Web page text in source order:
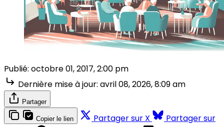
Publié: octobre 01, 2017, 2:00 pm
Dernière mise à jour: avril 08, 2026, 8:09 am
Partager
Copier le lien Partager sur X
Partager sur